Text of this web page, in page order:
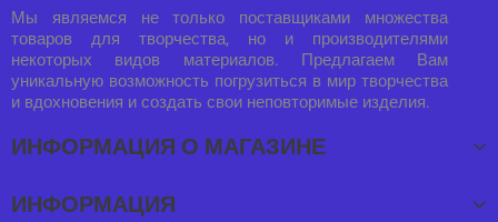
Мы являемся не только поставщиками множества
товаров для творчества, но и производителями
некоторых видов материалов. Предлагаем Вам
уникальную возможность погрузиться в мир творчества
и вдохновения и создать свои неповторимые изделия.
ИНФОРМАЦИЯ О МАГАЗИНЕ
ИНФОРМАЦИЯ